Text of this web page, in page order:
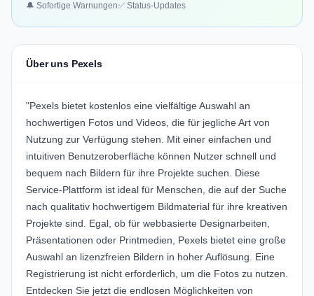
🔔 Sofortige Warnungen✅ Status-Updates
Über uns Pexels
"Pexels bietet kostenlos eine vielfältige Auswahl an
hochwertigen Fotos und Videos, die für jegliche Art von
Nutzung zur Verfügung stehen. Mit einer einfachen und
intuitiven Benutzeroberfläche können Nutzer schnell und
bequem nach Bildern für ihre Projekte suchen. Diese
Service-Plattform ist ideal für Menschen, die auf der Suche
nach qualitativ hochwertigem Bildmaterial für ihre kreativen
Projekte sind. Egal, ob für webbasierte Designarbeiten,
Präsentationen oder Printmedien, Pexels bietet eine große
Auswahl an lizenzfreien Bildern in hoher Auflösung. Eine
Registrierung ist nicht erforderlich, um die Fotos zu nutzen.
Entdecken Sie jetzt die endlosen Möglichkeiten von